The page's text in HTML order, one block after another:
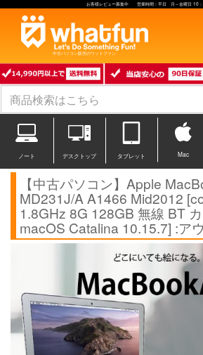
お客様レビュー募集中 営業時間：平日 月～金曜日 10
中古パソコン販売のワットファン
ノート デスクトップ タブレット Mac
【中古パソコン】Apple
MD231J/A A1466 Mid2012
1.8GHz 8G 128GB 無線 BT
macOS Catalina 10.15.7] :ア